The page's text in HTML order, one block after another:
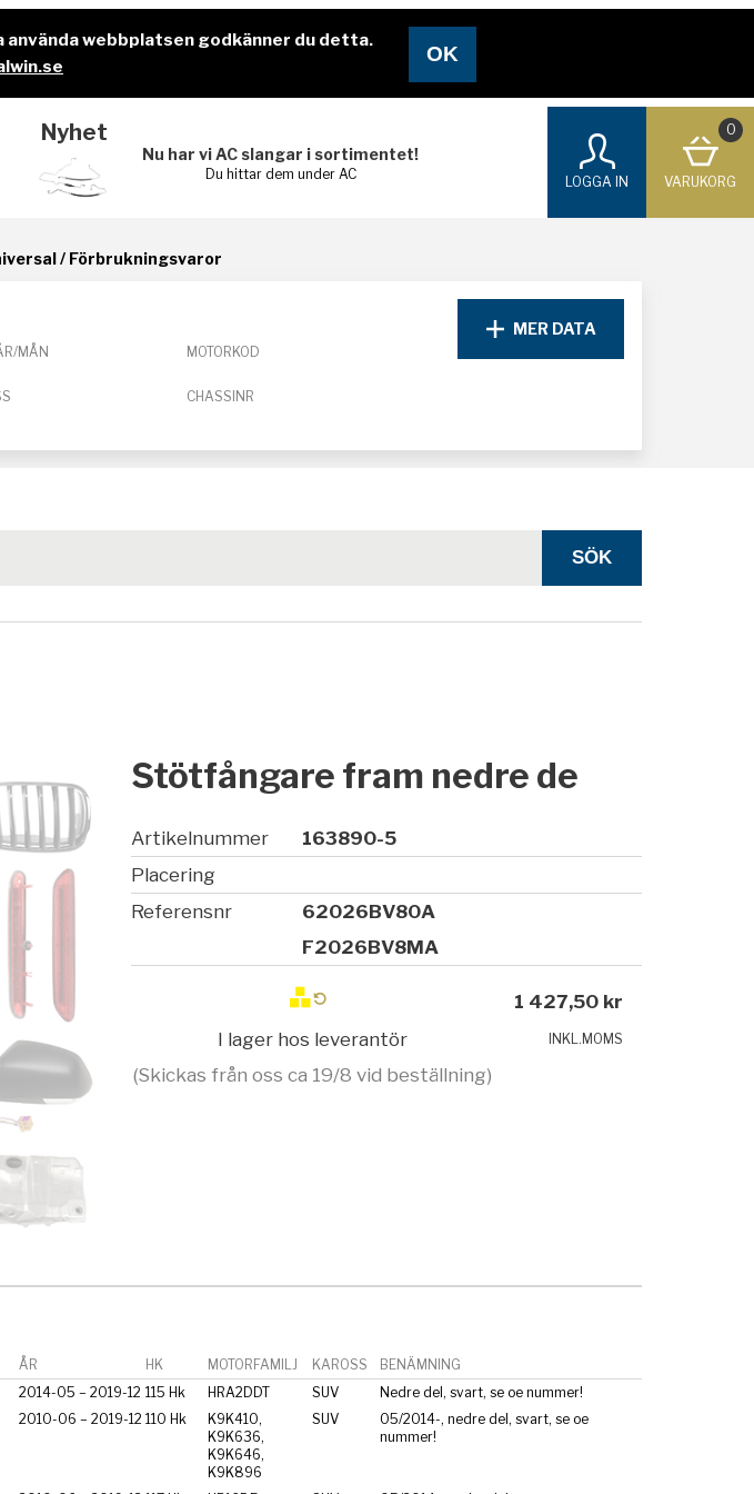
webbplatsen godkänner du detta.
Nyhet
Nu har vi AC slangar i sortimentet!
Du hittar dem under AC
LOGGA IN
0
VARUKORG
/ Förbrukningsvaror
MÅN MOTORKOD
CHASSINR
MER DATA
Stötfångare fram nedre de
Artikelnummer
163890-5
Placering
Referensnr
62026BV80A
F2026BV8MA
I lager hos leverantör
(Skickas från oss ca 19/8 vid beställning)
1 427,50 kr
INKL.MOMS
ÅR HK MOTORFAMILJ KAROSS
BENÄMNING
2014-05 – 2019-12 115 Hk HRA2DDT SUV
Nedre del, svart, se oe nummer!
2010-06 – 2019-12 110 Hk
K9K410,
K9K636,
K9K646,
K9K896
SUV
05/2014-, nedre del, svart, se oe
nummer!